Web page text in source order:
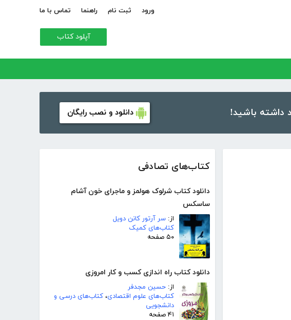
ورود ثبت نام راهنما تماس با ما
آپلود کتاب
دانلود و نصب رایگان
کتاب‌های تصادفی
دانلود کتاب شرلوک هولمز و ماجرای خون آشام
ساسکس
از: سر آرتور کانن دویل
کتاب‌های کمیک
۵۰ صفحه
دانلود کتاب راه اندازی کسب و کار امروزی
از: حسین مجدفر
کتاب‌های علوم اقتصادی، کتاب‌های درسی و
دانشجویی
۴۱ صفحه